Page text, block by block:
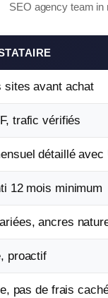
SEO agency team in
sites avant achat
trafic vérifiés
détaillé avec
12 mois minimum
ancres
proactif
pas de frais